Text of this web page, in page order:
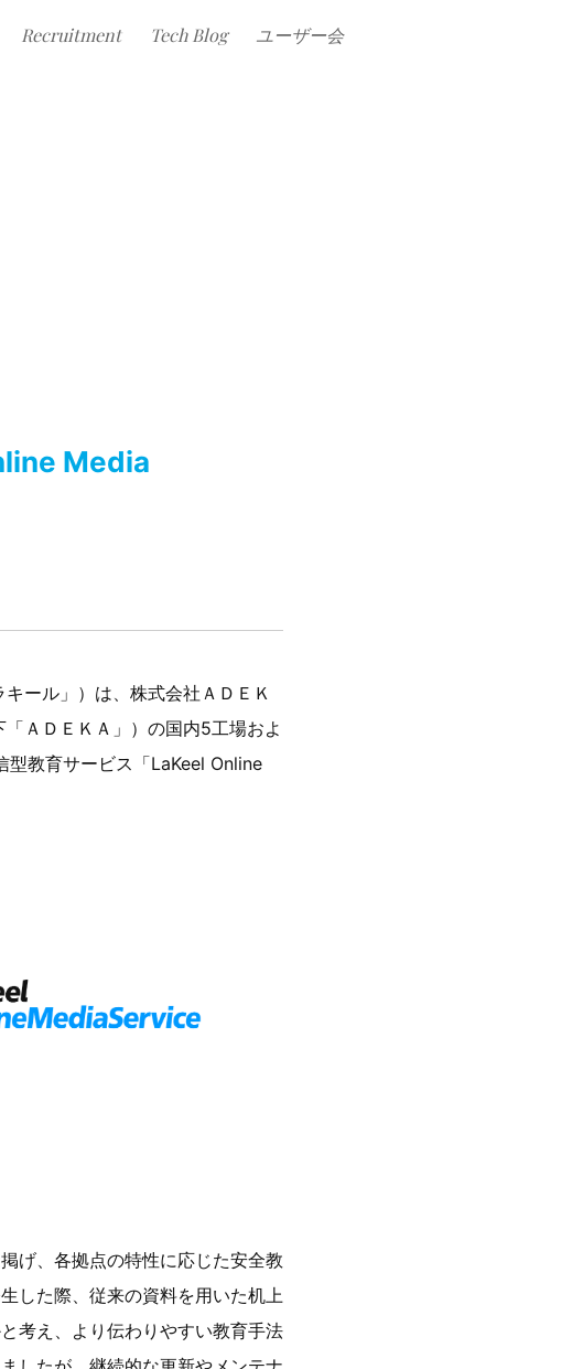
Media
ール」）は、株式会社ＡＤＥＫ
ＡＤＥＫＡ」）の国内5工場およ
型教育サービス「LaKeel Online
げ、各拠点の特性に応じた安全教
した際、従来の資料を用いた机上
考え、より伝わりやすい教育手法
Recruitment Tech Blog ユーザー会